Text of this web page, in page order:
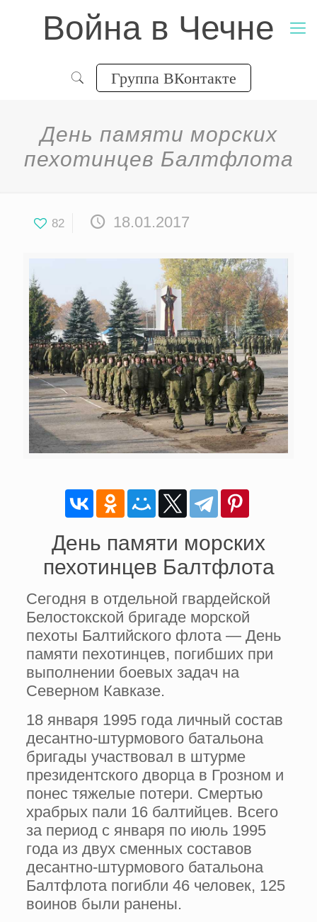
Война в Чечне
Группа ВКонтакте
День памяти морских
пехотинцев Балтфлота
82 18.01.2017
День памяти морских
пехотинцев Балтфлота
Сегодня в отдельной гвардейской
Белостокской бригаде морской
пехоты Балтийского флота — День
памяти пехотинцев, погибших при
выполнении боевых задач на
Северном Кавказе.
18 января 1995 года личный состав
десантно-штурмового батальона
бригады участвовал в штурме
президентского дворца в Грозном и
понес тяжелые потери. Смертью
храбрых пали 16 балтийцев. Всего
за период с января по июль 1995
года из двух сменных составов
десантно-штурмового батальона
Балтфлота погибли 46 человек, 125
воинов были ранены.